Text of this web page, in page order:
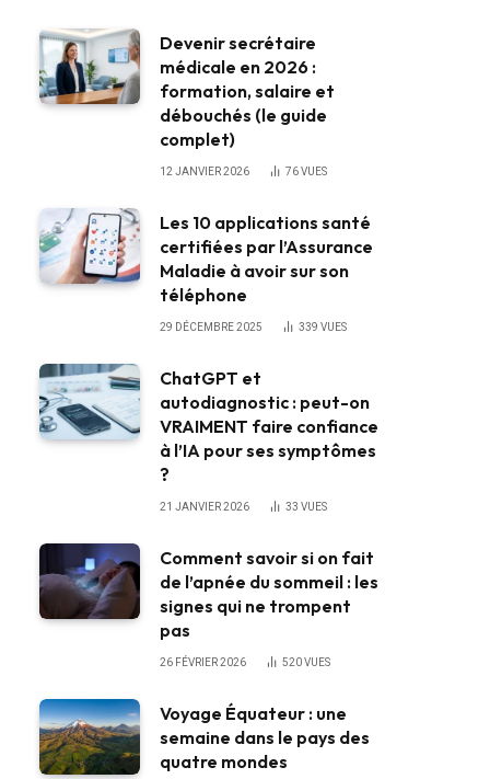
Devenir secrétaire
médicale en 2026 :
formation, salaire et
débouchés (le guide
complet)
12 JANVIER 2026 76VUES
Les 10 applications santé
certifiées par l’Assurance
Maladie à avoir sur son
téléphone
29 DÉCEMBRE 2025 339 VUES
ChatGPT et
autodiagnostic : peut-on
VRAIMENT faire confiance
à l’IA pour ses symptômes
?
21 JANVIER 2026 33 VUES
Comment savoir si on fait
de l’apnée du sommeil : les
signes qui ne trompent
pas
26 FÉVRIER 2026 520VUES
Voyage Équateur : une
semaine dans le pays des
quatre mondes